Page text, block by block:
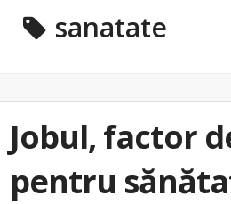
sanatate
Jobul, factor
pentru